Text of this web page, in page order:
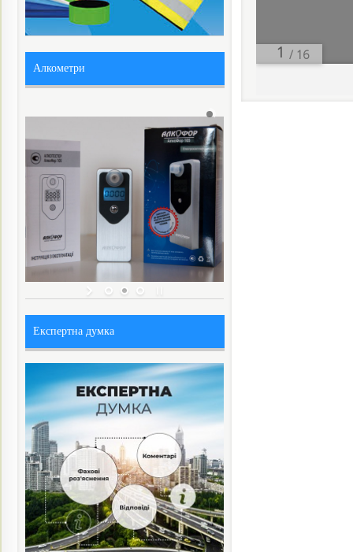
/ 16
Алкометри
Експертна думка